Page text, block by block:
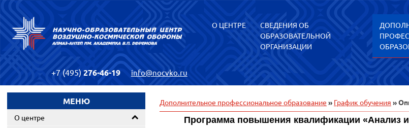
О ЦЕНТРЕ
СВЕДЕНИЯ ОБ
ОБРАЗОВАТЕЛЬНОЙ
ОРГАНИЗАЦИИ
+7 (495) 276-46-19 info@nocvko.ru
МЕНЮ
О центре
Дополнительное профессиональное образование » График обучения »
Программа повышения квалификации «Анализ